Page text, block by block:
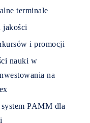
terminale
jakości
i promocji
nauki w
na
PAMM dla